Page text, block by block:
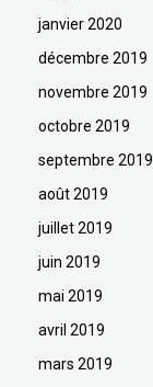
janvier 2020
décembre 2019
novembre 2019
octobre 2019
septembre 2019
août 2019
juillet 2019
juin 2019
mai 2019
avril 2019
mars 2019